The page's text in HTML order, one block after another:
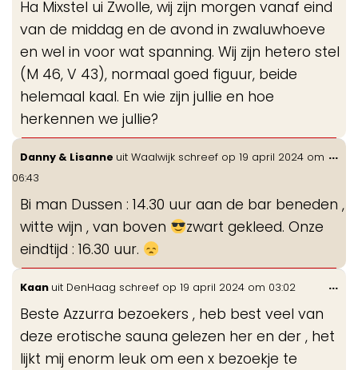
Ha Mixstel ui Zwolle, wij zijn morgen vanaf eind
van de middag en de avond in zwaluwhoeve
en wel in voor wat spanning. Wij zijn hetero stel
(M 46, V 43), normaal goed figuur, beide
helemaal kaal. En wie zijn jullie en hoe
herkennen we jullie?
Danny & Lisanne uit Waalwijk schreef op 19 april 2024 om
06:43
Bi man Dussen : 14.30 uur aan de bar beneden ,
witte wijn , van boven
zwart gekleed. Onze
eindtijd : 16.30 uur.
...
Kaan uit DenHaag schreef op 19 april 2024 om 03:02
Beste Azzurra bezoekers , heb best veel van
deze erotische sauna gelezen her en der , het
lijkt mij enorm leuk om een x bezoekje te
...